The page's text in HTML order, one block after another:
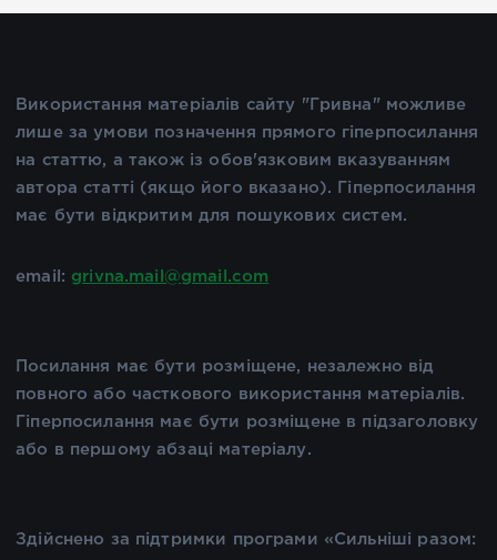
Використання матеріалів сайту "Гривна" можливе
лише за умови позначення прямого гіперпосилання
на статтю, а також із обов'язковим вказуванням
автора статті (якщо його вказано). Гіперпосилання
має бути відкритим для пошукових систем.
email: grivna.mail@gmail.com
Посилання має бути розміщене, незалежно від
повного або часткового використання матеріалів.
Гіперпосилання має бути розміщене в підзаголовку
або в першому абзаці матеріалу.
Здійснено за підтримки програми «Сильніші разом: